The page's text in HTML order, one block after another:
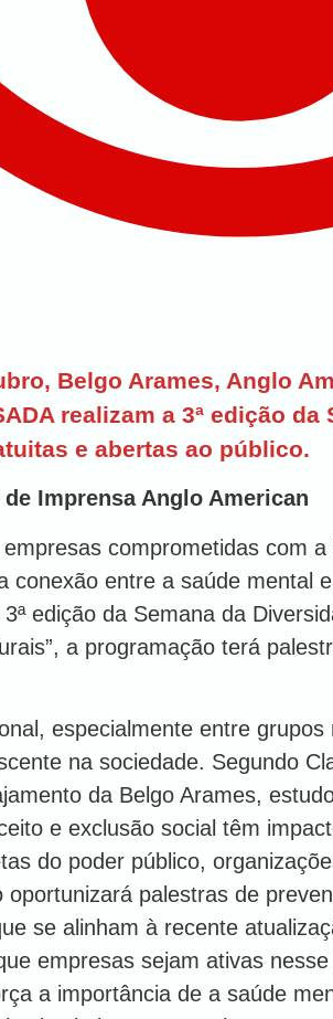
Belgo Arames, Anglo
realizam a 3ª edição
e abertas ao público.
Imprensa Anglo American
comprometidas com
conexão entre a saúde mental
edição da Semana da
a programação terá
especialmente entre
na sociedade. Segundo
da Belgo Arames,
e exclusão social têm
do poder público,
palestras de
se alinham à recente
empresas sejam ativas
a importância de a saúde